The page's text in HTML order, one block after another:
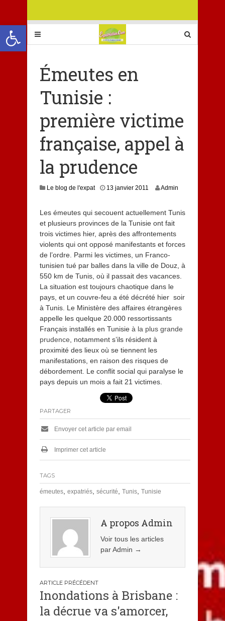
Ouvrir la barre d’outils
Émeutes en
Tunisie :
première victime
française, appel à
la prudence
Le blog de l'expat 13 janvier 2011 Admin
Les émeutes qui secouent actuellement Tunis
et plusieurs provinces de la Tunisie ont fait
trois victimes hier, après des affrontements
violents qui ont opposé manifestants et forces
de l’ordre. Parmi les victimes, un Franco-
tunisien tué par balles dans la ville de Douz, à
550 km de Tunis, où il passait des vacances.
La situation est toujours chaotique dans le
pays, et un couvre-feu a été décrété hier soir
à Tunis. Le Ministère des affaires étrangères
appelle les quelque 20.000 ressortissants
Français installés en Tunisie à la plus grande
prudence , notamment s’ils résident à
proximité des lieux où se tiennent les
manifestations, en raison des risques de
débordement. Le conflit social qui paralyse le
pays depuis un mois a fait 21 victimes.
PARTAGER
Envoyer cet article par email
Imprimer cet article
TAGS
émeutes, expatriés, sécurité Tunis, Tunisie
A propos Admin
Voir tous les articles
par Admin →
Navigation
de
Inondations à Brisbane :
la décrue va s'amorcer,